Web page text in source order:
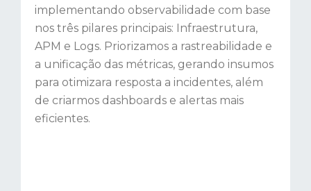
implementando observabilidade com base
nos três pilares principais: Infraestrutura,
APM e Logs. Priorizamos a rastreabilidade e
a unificação das métricas, gerando insumos
para otimizara resposta a incidentes, além
de criarmos dashboards e alertas mais
eficientes.